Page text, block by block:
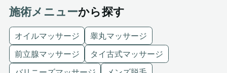
施術メニューから探す
オイルマッサージ
睾丸マッサージ
前立腺マッサージ
タイ古式マッサージ